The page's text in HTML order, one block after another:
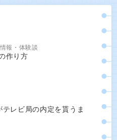
報・体験談
作り方
テレビ局の内定を貰うま